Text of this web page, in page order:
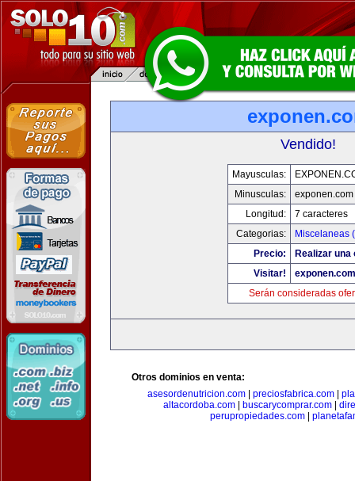
Vendido!
Mayusculas:
Minusculas:
exponen.com
Longitud:
7 caracteres
Categorias:
Miscelaneas
Precio:
Realizar una
Visitar!
exponen.com
Serán consideradas
Otros dominios en venta:
asesordenutricion.com
preciosfabrica.com
altacordoba.com
buscarycomprar.com
perupropiedades.com